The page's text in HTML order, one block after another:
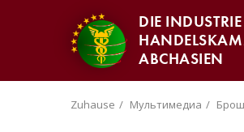
DIE
ABCHASIEN
Zuhause Мультимедиа